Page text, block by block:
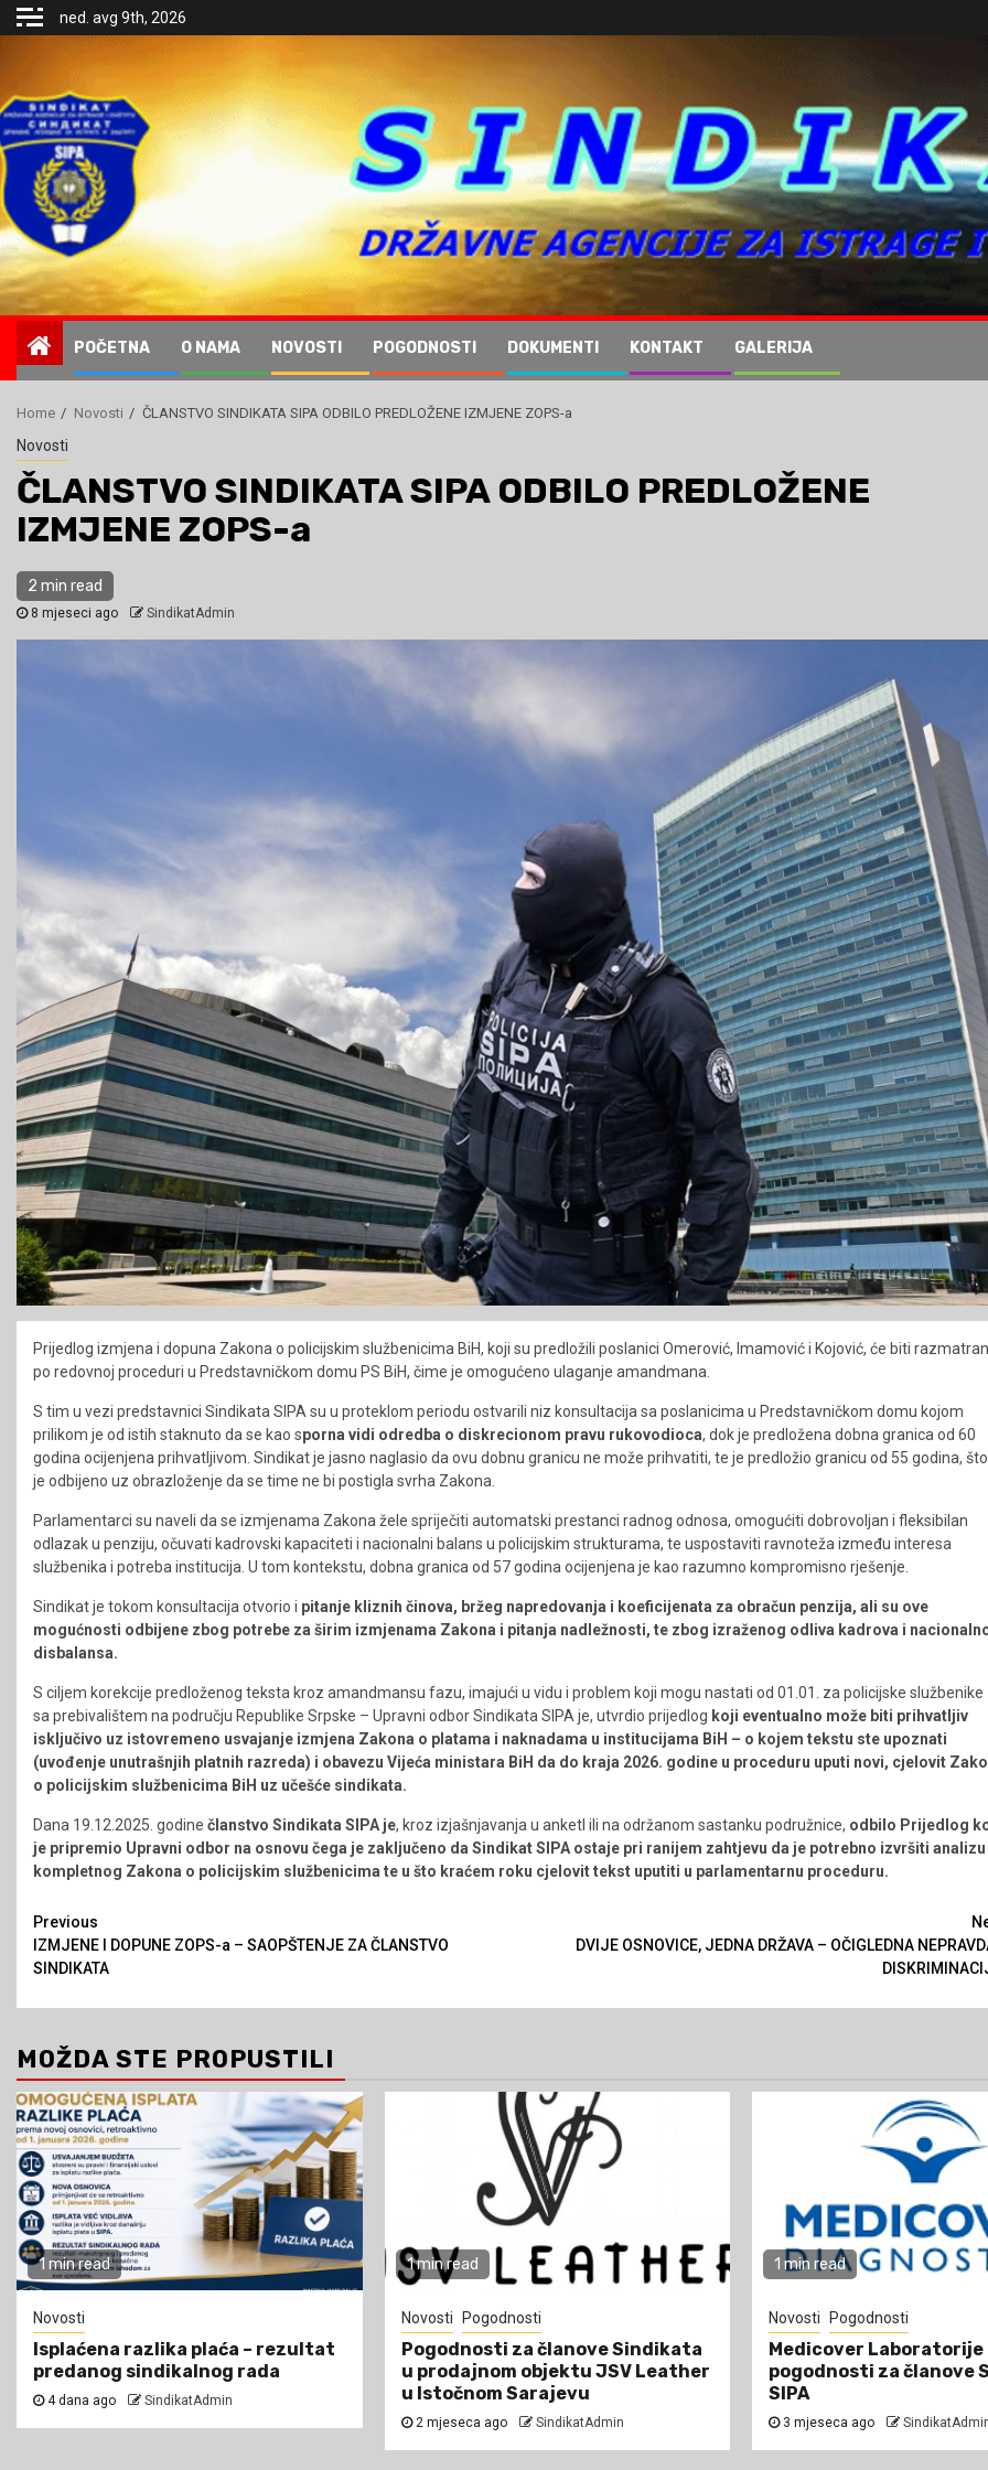
Skip
to
content
ned. avg 9th, 2026
.
POČETNA O NAMA NOVOSTI POGODNOSTI DOKUMENTI KONTAKT GALERIJA
Home Novosti ČLANSTVO SINDIKATA SIPA ODBILO PREDLOŽENE IZMJENE ZOPS-a
Novosti
ČLANSTVO SINDIKATA SIPA ODBILO PREDLOŽENE
IZMJENE ZOPS-a
2 min read
8 mjeseci ago SindikatAdmin
Prijedlog izmjena i dopuna Zakona o policijskim službenicima BiH, koji su predložili poslanici Omerović, Imamović i Kojović, će biti razmatran
po redovnoj proceduri u Predstavničkom domu PS BiH, čime je omogućeno ulaganje amandmana.
S tim u vezi predstavnici Sindikata SIPA su u proteklom periodu ostvarili niz konsultacija sa poslanicima u Predstavničkom domu kojom
prilikom je od istih staknuto da se kao sporna vidi odredba o diskrecionom pravu rukovodioca, dok je predložena dobna granica od 60
godina ocijenjena prihvatljivom. Sindikat je jasno naglasio da ovu dobnu granicu ne može prihvatiti, te je predložio granicu od 55 godina, što
je odbijeno uz obrazloženje da se time ne bi postigla svrha Zakona.
Parlamentarci su naveli da se izmjenama Zakona žele spriječiti automatski prestanci radnog odnosa, omogućiti dobrovoljan i fleksibilan
odlazak u penziju, očuvati kadrovski kapaciteti i nacionalni balans u policijskim strukturama, te uspostaviti ravnoteža između interesa
službenika i potreba institucija. U tom kontekstu, dobna granica od 57 godina ocijenjena je kao razumno kompromisno rješenje.
Sindikat je tokom konsultacija otvorio i pitanje kliznih činova, bržeg napredovanja i koeficijenata za obračun penzija, ali su ove
mogućnosti odbijene zbog potrebe za širim izmjenama Zakona i pitanja nadležnosti, te zbog izraženog odliva kadrova i
disbalansa.
S ciljem korekcije predloženog teksta kroz amandmansu fazu, imajući u vidu i problem koji mogu nastati od 01.01. za policijske službenike
sa prebivalištem na području Republike Srpske – Upravni odbor Sindikata SIPA je, utvrdio prijedlog koji eventualno može biti prihvatljiv
isključivo uz istovremeno usvajanje izmjena Zakona o platama i naknadama u institucijama BiH – o kojem tekstu ste upoznati
(uvođenje unutrašnjih platnih razreda) i obavezu Vijeća ministara BiH da do kraja 2026. godine u proceduru uputi novi, cjelovit
o policijskim službenicima BiH uz učešće sindikata.
Dana 19.12.2025. godine članstvo Sindikata SIPA je, kroz izjašnjavanja u anketI ili na održanom sastanku podružnice, odbilo Prijedlog
je pripremio Upravni odbor na osnovu čega je zaključeno da Sindikat SIPA ostaje pri ranijem zahtjevu da je potrebno izvršiti analizu
kompletnog Zakona o policijskim službenicima te u što kraćem roku cjelovit tekst uputiti u parlamentarnu proceduru.
Continue
Reading
Previous
IZMJENE I DOPUNE ZOPS-a – SAOPŠTENJE ZA ČLANSTVO
SINDIKATA
DVIJE OSNOVICE, JEDNA DRŽAVA – OČIGLEDNA
MOŽDA STE PROPUSTILI
1 min read
Novosti
Isplaćena razlika plaća – rezultat
predanog sindikalnog rada
4 dana ago SindikatAdmin
1 min read
Novosti Pogodnosti
Pogodnosti za članove Sindikata
u prodajnom objektu JSV Leather
u Istočnom Sarajevu
2 mjeseca ago SindikatAdmin
1 min read
Novosti Pogodnosti
Medicover Laboratorije
pogodnosti za članove
SIPA
3 mjeseca ago